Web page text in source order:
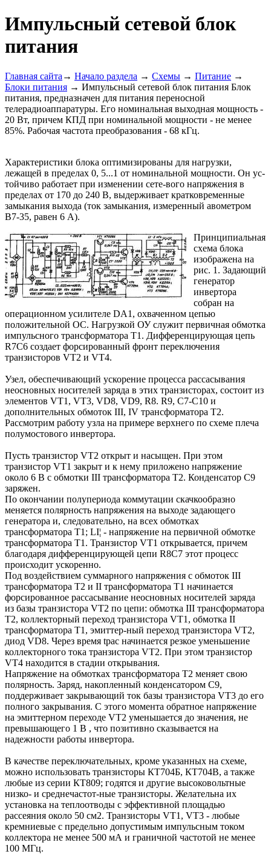
Импульсный сетевой блок
питания
Главная сайта → Начало раздела → Схемы → Питание →
Блоки питания → Импульсный сетевой блок питания Блок
питания, предназначен для питания переносной
телерадиоаппаратуры. Его номинальная выходная мощность -
20 Вт, причем КПД при номинальной мощности - не менее
85%. Рабочая частота преобразования - 68 кГц.
Характеристики блока оптимизированы для нагрузки,
лежащей в пределах 0, 5...1 от номинальной мощности. Он ус-
тойчиво работает при изменении сете-вого напряжения в
пределах от 170 до 240 В, выдерживает кратковременные
замыкания выхода (ток замыкания, измеренный авометром
В7-35, равен 6 А).
Принципиальная
схема блока
изображена на
рис. 1. Задающий
генератор
инвертора
собран на
операционном усилителе DA1, охваченном цепью
положительной ОС. Нагрузкой ОУ служит первичная обмотка
импульсного трансформатора Т1. Дифференцирующая цепь
R7C6 создает форсированный фронт переключения
транзисторов VT2 и VT4.
Узел, обеспечивающий ускорение процесса рассасывания
неосновных носителей заряда в этих транзисторах, состоит из
элементов VT1, VT3, VD8, VD9, R8. R9, С7-С10 и
дополнительных обмоток III, IV трансформатора Т2.
Рассмотрим работу узла на примере верхнего по схеме плеча
полумостового инвертора.
Пусть транзистор VT2 открыт и насыщен. При этом
транзистор VT1 закрыт и к нему приложено напряжение
около 6 В с обмотки III трансформатора Т2. Конденсатор С9
заряжен.
По окончании полупериода коммутации скачкообразно
меняется полярность напряжения на выходе задающего
генератора и, следовательно, на всех обмотках
трансформатора Т1; LI¦ - напряжение на первичной обмотке
трансформатора Т1. Транзистор VT1 открывается, причем
благодаря дифференцирующей цепи R8C7 этот процесс
происходит ускоренно.
Под воздействием суммарного напряжения с обмоток III
трансформатора Т2 и II трансформатора Т1 начинается
форсированное рассасывание неосновных носителей заряда
из базы транзистора VT2 по цепи: обмотка III трансформатора
Т2, коллекторный переход транзистора VT1, обмотка II
трансформатора Т1, эмиттер-ный переход транзистора VT2,
диод VD8. Через время tpac начинается резкое уменьшение
коллекторного тока транзистора VT2. При этом транзистор
VT4 находится в стадии открывания.
Напряжение на обмотках трансформатора Т2 меняет свою
полярность. Заряд, накопленный конденсатором С9,
поддерживает закрывающий ток базы транзистора VT3 до его
полного закрывания. С этого момента обратное напряжение
на эмиттерном переходе VT2 уменьшается до значения, не
превышающего 1 В , что позитивно сказывается на
надежности работы инвертора.
В качестве переключательных, кроме указанных на схеме,
можно использовать транзисторы КТ704Б, КТ704В, а также
любые из серии КТ809; годятся и другие высоковольтные
низко- и среднечастот-ные транзисторы. Желательна их
установка на теплоотводы с эффективной площадью
рассеяния около 50 см2. Транзисторы VT1, VT3 - любые
кремниевые с предельно допустимым импульсным током
коллектора не менее 500 мА и граничной частотой не менее
100 МГц.